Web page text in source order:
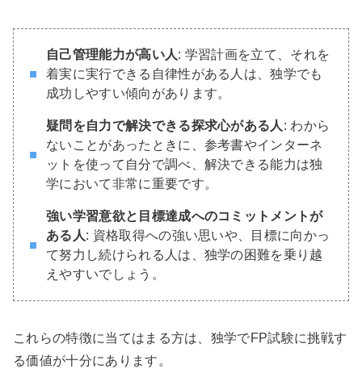
自己管理能力が高い人: 学習計画を立て、それを
着実に実行できる自律性がある人は、独学でも
成功しやすい傾向があります。
疑問を自力で解決できる探求心がある人 : わから
ないことがあったときに、参考書やインターネ
ットを使って自分で調べ、解決できる能力は独
学において非常に重要です。
強い学習意欲と目標達成へのコミットメントが
ある人: 資格取得への強い思いや、目標に向かっ
て努力し続けられる人は、独学の困難を乗り越
えやすいでしょう。
これらの特徴に当てはまる方は、独学でFP試験に挑戦す
る価値が十分にあります。